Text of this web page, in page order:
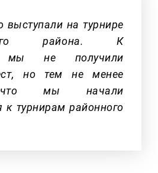
на турнире
района. К
мы не получили
но тем не менее
что мы начали
к турнирам районного